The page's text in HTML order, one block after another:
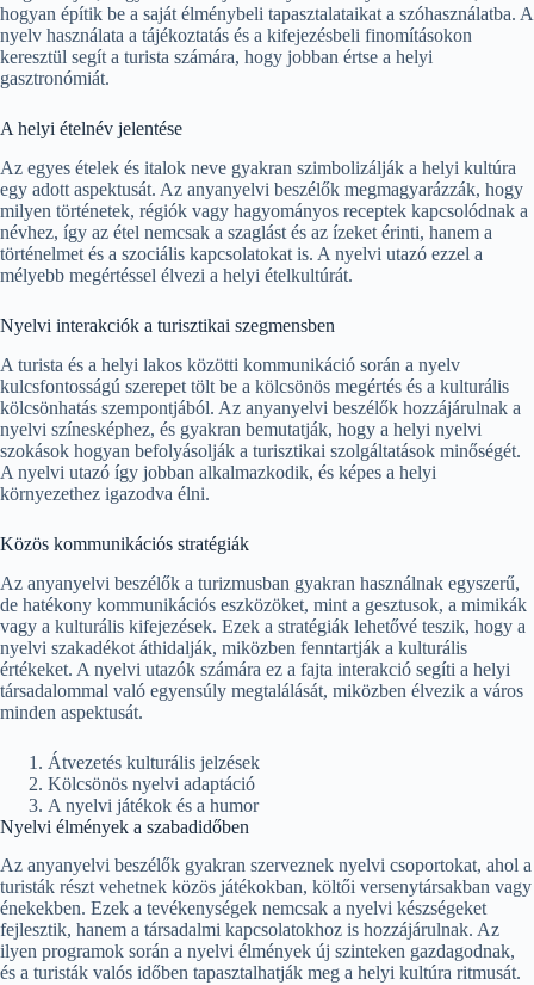
hogyan építik be a saját élménybeli tapasztalataikat a szóhasználatba. A
nyelv használata a tájékoztatás és a kifejezésbeli finomításokon
keresztül segít a turista számára, hogy jobban értse a helyi
gasztronómiát.
A helyi ételnév jelentése
Az egyes ételek és italok neve gyakran szimbolizálják a helyi kultúra
egy adott aspektusát. Az anyanyelvi beszélők megmagyarázzák, hogy
milyen történetek, régiók vagy hagyományos receptek kapcsolódnak a
névhez, így az étel nemcsak a szaglást és az ízeket érinti, hanem a
történelmet és a szociális kapcsolatokat is. A nyelvi utazó ezzel a
mélyebb megértéssel élvezi a helyi ételkultúrát.
Nyelvi interakciók a turisztikai szegmensben
A turista és a helyi lakos közötti kommunikáció során a nyelv
kulcsfontosságú szerepet tölt be a kölcsönös megértés és a kulturális
kölcsönhatás szempontjából. Az anyanyelvi beszélők hozzájárulnak a
nyelvi színesképhez, és gyakran bemutatják, hogy a helyi nyelvi
szokások hogyan befolyásolják a turisztikai szolgáltatások minőségét.
A nyelvi utazó így jobban alkalmazkodik, és képes a helyi
környezethez igazodva élni.
Közös kommunikációs stratégiák
Az anyanyelvi beszélők a turizmusban gyakran használnak egyszerű,
de hatékony kommunikációs eszközöket, mint a gesztusok, a mimikák
vagy a kulturális kifejezések. Ezek a stratégiák lehetővé teszik, hogy a
nyelvi szakadékot áthidalják, miközben fenntartják a kulturális
értékeket. A nyelvi utazók számára ez a fajta interakció segíti a helyi
társadalommal való egyensúly megtalálását, miközben élvezik a város
minden aspektusát.
Átvezetés kulturális jelzések
Kölcsönös nyelvi adaptáció
A nyelvi játékok és a humor
Nyelvi élmények a szabadidőben
Az anyanyelvi beszélők gyakran szerveznek nyelvi csoportokat, ahol a
turisták részt vehetnek közös játékokban, költői versenytársakban vagy
énekekben. Ezek a tevékenységek nemcsak a nyelvi készségeket
fejlesztik, hanem a társadalmi kapcsolatokhoz is hozzájárulnak. Az
ilyen programok során a nyelvi élmények új szinteken gazdagodnak,
és a turisták valós időben tapasztalhatják meg a helyi kultúra ritmusát.